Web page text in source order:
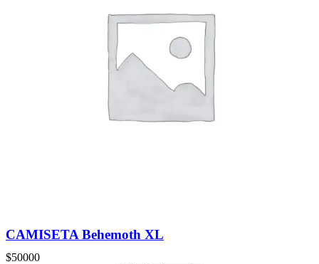
CAMISETA Behemoth XL
$50000